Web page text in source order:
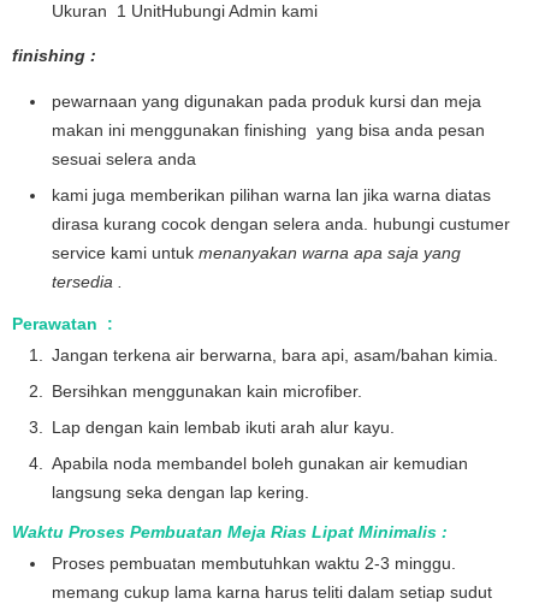
Ukuran 1 UnitHubungi Admin kami
finishing :
pewarnaan yang digunakan pada produk kursi dan meja
makan ini menggunakan finishing yang bisa anda pesan
sesuai selera anda
kami juga memberikan pilihan warna lan jika warna diatas
dirasa kurang cocok dengan selera anda. hubungi custumer
service kami untuk menanyakan warna apa saja yang
tersedia .
Perawatan :
Jangan terkena air berwarna, bara api, asam/bahan kimia.
Bersihkan menggunakan kain microfiber.
Lap dengan kain lembab ikuti arah alur kayu.
Apabila noda membandel boleh gunakan air kemudian
langsung seka dengan lap kering.
Waktu Proses Pembuatan Meja Rias Lipat Minimalis :
Proses pembuatan membutuhkan waktu 2-3 minggu.
memang cukup lama karna harus teliti dalam setiap sudut